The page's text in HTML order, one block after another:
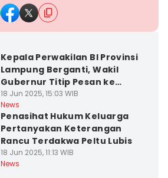
Kepala Perwakilan BI Provinsi
Lampung Berganti, Wakil
Gubernur Titip Pesan ke
Pejabat Baru
18 Jun 2025, 15:03 WIB
News
Penasihat Hukum Keluarga
Pertanyakan Keterangan
Rancu Terdakwa Peltu Lubis
18 Jun 2025, 11:13 WIB
News